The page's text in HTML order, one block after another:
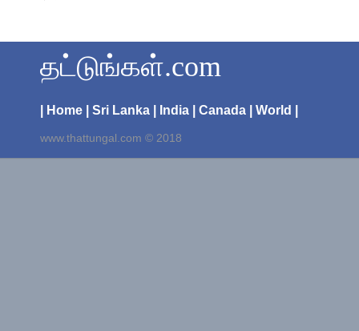
தட்டுங்கள்.com
| Home | Sri Lanka | India | Canada | World |
www.thattungal.com © 2018